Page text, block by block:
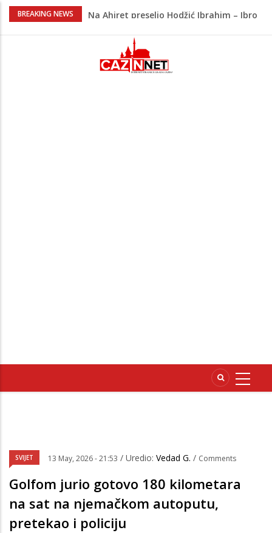
BREAKING NEWS
Na Ahiret preselio Hodžić Ibrahim – Ibro
Bliski istok na ivici nove eskalacije?
Napad na rafineriju Saudi Aramca
podigao tenzije
SVIJET 13 May, 2026 - 21:53 / Uredio: Vedad G. / Comments
Golfom jurio gotovo 180 kilometara
na sat na njemačkom autoputu,
pretekao i policiju